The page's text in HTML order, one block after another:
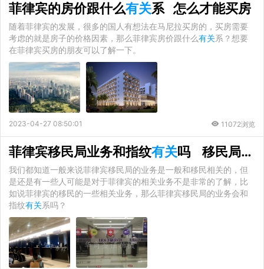
菲律宾的房价跟什么有关系 怎么才能买房
随着菲律宾的发展，很多的国人有想法在马尼拉买房的，买房需要
考虑的就是房子的价格因素，那么菲律宾房价跟什么有关系？想要
在菲律宾买房的朋友可以了解一下。
2023-04-27 08:50:01 11072浏览
菲律宾移民局业务和指纹有关吗 移民局有什么业务
我们都知道一般来说菲律宾移民局的业务是一般和移民相关的，但
是还是有一些人可能是对于菲律宾的相关业务不是非常的了解，比
如说菲律宾的移民的一些相关业务，那么菲律宾移民局的业务会和
指纹有关系吗？